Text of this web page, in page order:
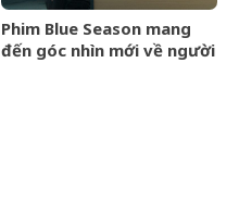
Phim Blue Season mang
đến góc nhìn mới về người